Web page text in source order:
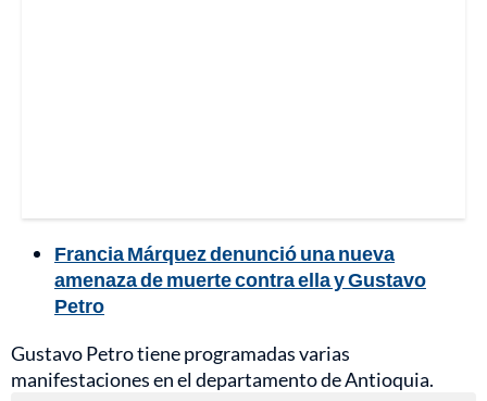
Francia Márquez denunció una nueva
amenaza de muerte contra ella y Gustavo
Petro
Gustavo Petro tiene programadas varias
manifestaciones en el departamento de Antioquia.